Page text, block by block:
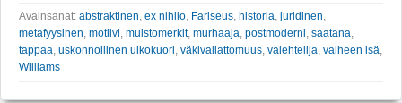
Avainsanat: abstraktinen, ex nihilo, Fariseus, historia, juridinen,
metafyysinen, motiivi, muistomerkit, murhaaja, postmoderni, saatana,
tappaa, uskonnollinen ulkokuori, väkivallattomuus, valehtelija, valheen isä,
Williams